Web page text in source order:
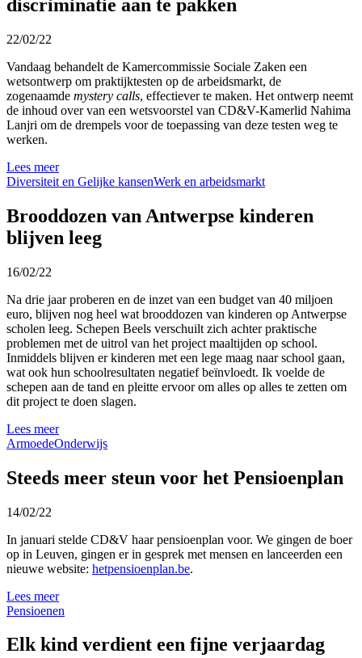
discriminatie aan te pakken
22/02/22
Vandaag behandelt de Kamercommissie Sociale Zaken een
wetsontwerp om praktijktesten op de arbeidsmarkt, de
zogenaamde mystery calls, effectiever te maken. Het ontwerp neemt
de inhoud over van een wetsvoorstel van CD&V-Kamerlid Nahima
Lanjri om de drempels voor de toepassing van deze testen weg te
werken.
Lees meer
Diversiteit en Gelijke kansenWerk en arbeidsmarkt
Brooddozen van Antwerpse kinderen
blijven leeg
16/02/22
Na drie jaar proberen en de inzet van een budget van 40 miljoen
euro, blijven nog heel wat brooddozen van kinderen op Antwerpse
scholen leeg. Schepen Beels verschuilt zich achter praktische
problemen met de uitrol van het project maaltijden op school.
Inmiddels blijven er kinderen met een lege maag naar school gaan,
wat ook hun schoolresultaten negatief beïnvloedt. Ik voelde de
schepen aan de tand en pleitte ervoor om alles op alles te zetten om
dit project te doen slagen.
Lees meer
ArmoedeOnderwijs
Steeds meer steun voor het Pensioenplan
14/02/22
In januari stelde CD&V haar pensioenplan voor. We gingen de boer
op in Leuven, gingen er in gesprek met mensen en lanceerden een
nieuwe website: hetpensioenplan.be.
Lees meer
Pensioenen
Elk kind verdient een fijne verjaardag